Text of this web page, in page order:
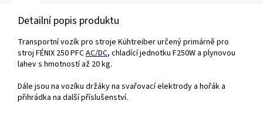
Detailní popis produktu
Transportní vozík pro stroje Kühtreiber určený primárně pro
stroj FÉNIX 250 PFCAC/DC, chladící jednotku F250W a plynovou
lahev s hmotností až 20 kg.
Dále jsou na vozíku držáky na svařovací elektrody a hořák a
přihrádka na další příslušenství.